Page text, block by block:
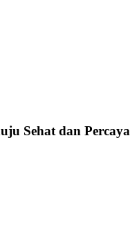
Sehat dan Percaya